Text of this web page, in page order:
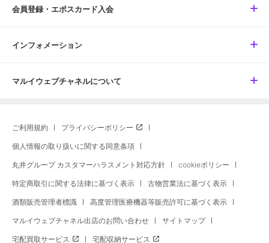
会員登録・エポスカード入会
インフォメーション
マルイウェブチャネルについて
ご利用規約 プライバシーポリシー
個人情報の取り扱いに関する同意条項
丸井グループ カスタマーハラスメント対応方針 cookieポリシー
特定商取引に関する法律に基づく表示 古物営業法に基づく表示
酒類販売管理者標識 高度管理医療機器等販売許可に基づく表示
マルイウェブチャネル出店のお問い合わせ サイトマップ
宅配買取サービス 宅配収納サービス